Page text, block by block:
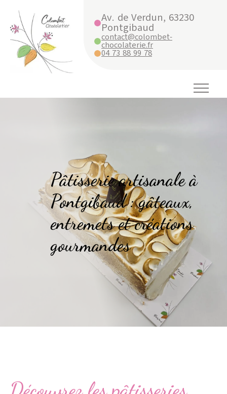
Av. de Verdun, 63230
Pontgibaud
contact@colombet-
chocolaterie.fr
04 73 88 99 78
Pâtisserie artisanale à
Pontgibaud : gâteaux,
entremets et créations
gourmandes